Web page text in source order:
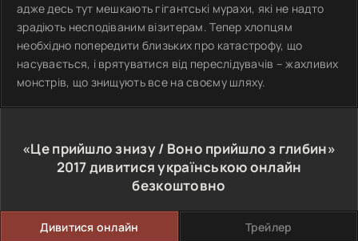
адже десь тут мешкають гігантські мурахи, які не надто
зрадіють несподіваним візитерам. Тепер хлопцям
необхідно попередити близьких про катастрофу, що
насувається, і врятуватися від переслідувачів – жахливих
монстрів, що знищують все на своєму шляху.
«Це прийшло знизу / Воно прийшло з глибин»
2017дивитися українською онлайн
безкоштовно
Дивитися онлайн Трейлер